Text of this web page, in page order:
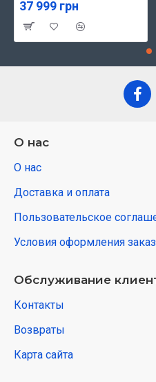
37 999 грн
О нас
О нас
Доставка и оплата
Пользовательское
Условия оформления
Обслуживание
Контакты
Возвраты
Карта сайта